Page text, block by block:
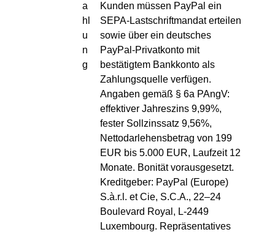
a
hl
u
n
g
Kunden müssen PayPal ein
SEPA-Lastschriftmandat erteilen
sowie über ein deutsches
PayPal-Privatkonto mit
bestätigtem Bankkonto als
Zahlungsquelle verfügen.
Angaben gemäß § 6a PAngV:
effektiver Jahreszins 9,99%,
fester Sollzinssatz 9,56%,
Nettodarlehensbetrag von 199
EUR bis 5.000 EUR, Laufzeit 12
Monate. Bonität vorausgesetzt.
Kreditgeber: PayPal (Europe)
S.à.r.l. et Cie, S.C.A., 22–24
Boulevard Royal, L-2449
Luxembourg. Repräsentatives